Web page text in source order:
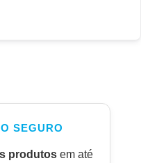
SEGURO
produtosem até